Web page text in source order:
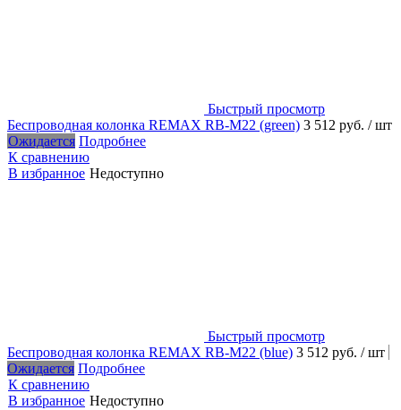
Быстрый просмотр
Беспроводная колонка REMAX RB-M22 (green) 3 512 руб. / шт
Ожидается Подробнее
К сравнению
В избранное Недоступно
Быстрый просмотр
Беспроводная колонка REMAX RB-M22 (blue) 3 512 руб. / шт
Ожидается Подробнее
К сравнению
В избранное Недоступно